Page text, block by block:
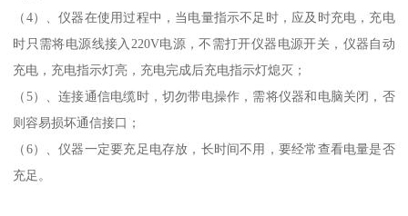
（4）、仪器在使用过程中，当电量指示不足时，应及时充电，充电
时只需将电源线接入220V电源，不需打开仪器电源开关，仪器自动
充电，充电指示灯亮，充电完成后充电指示灯熄灭；
（5）、连接通信电缆时，切勿带电操作，需将仪器和电脑关闭，否
则容易损坏通信接口；
（6）、仪器一定要充足电存放，长时间不用，要经常查看电量是否
充足。